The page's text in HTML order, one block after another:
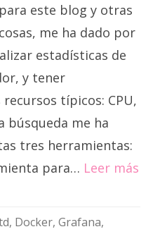
para este blog y otras
cosas, me ha dado por
estadísticas de
y tener
típicos: CPU,
búsqueda me ha
tres herramientas:
para… Leer más
, Docker, Grafana,